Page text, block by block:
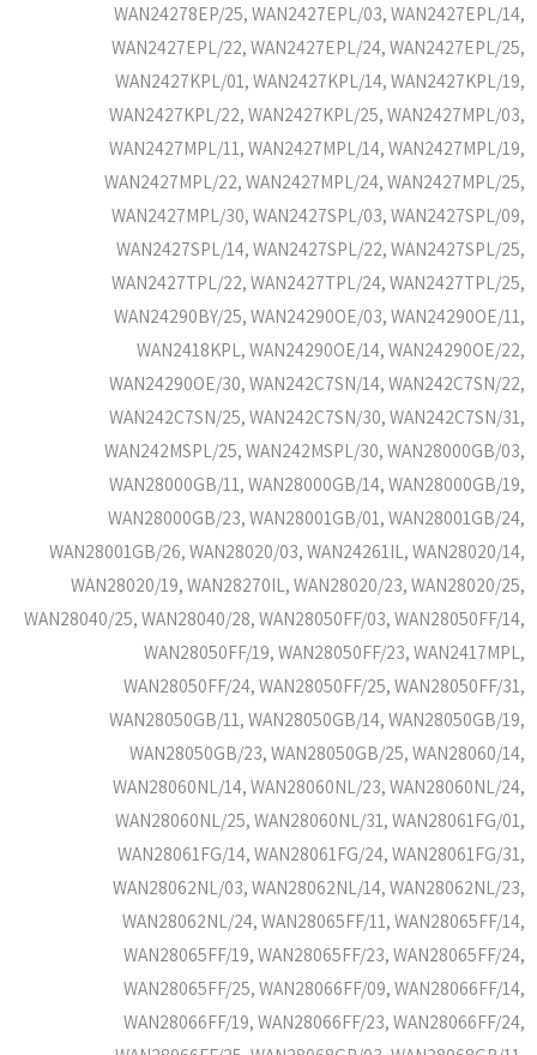
WAN24278EP/25, WAN2427EPL/03, WAN2427EPL/14,
WAN2427EPL/22, WAN2427EPL/24, WAN2427EPL/25,
WAN2427KPL/01, WAN2427KPL/14, WAN2427KPL/19,
WAN2427KPL/22, WAN2427KPL/25, WAN2427MPL/03,
WAN2427MPL/11, WAN2427MPL/14, WAN2427MPL/19,
WAN2427MPL/22, WAN2427MPL/24, WAN2427MPL/25,
WAN2427MPL/30, WAN2427SPL/03, WAN2427SPL/09,
WAN2427SPL/14, WAN2427SPL/22, WAN2427SPL/25,
WAN2427TPL/22, WAN2427TPL/24, WAN2427TPL/25,
WAN24290BY/25, WAN24290OE/03, WAN24290OE/11,
WAN2418KPL, WAN24290OE/14, WAN24290OE/22,
WAN24290OE/30, WAN242C7SN/14, WAN242C7SN/22,
WAN242C7SN/25, WAN242C7SN/30, WAN242C7SN/31,
WAN242MSPL/25, WAN242MSPL/30, WAN28000GB/03,
WAN28000GB/11, WAN28000GB/14, WAN28000GB/19,
WAN28000GB/23, WAN28001GB/01, WAN28001GB/24,
WAN28001GB/26, WAN28020/03, WAN24261IL, WAN28020/14,
WAN28020/19, WAN28270IL, WAN28020/23, WAN28020/25,
WAN28040/25, WAN28040/28, WAN28050FF/03, WAN28050FF/14,
WAN28050FF/19, WAN28050FF/23, WAN2417MPL,
WAN28050FF/24, WAN28050FF/25, WAN28050FF/31,
WAN28050GB/11, WAN28050GB/14, WAN28050GB/19,
WAN28050GB/23, WAN28050GB/25, WAN28060/14,
WAN28060NL/14, WAN28060NL/23, WAN28060NL/24,
WAN28060NL/25, WAN28060NL/31, WAN28061FG/01,
WAN28061FG/14, WAN28061FG/24, WAN28061FG/31,
WAN28062NL/03, WAN28062NL/14, WAN28062NL/23,
WAN28062NL/24, WAN28065FF/11, WAN28065FF/14,
WAN28065FF/19, WAN28065FF/23, WAN28065FF/24,
WAN28065FF/25, WAN28066FF/09, WAN28066FF/14,
WAN28066FF/19, WAN28066FF/23, WAN28066FF/24,